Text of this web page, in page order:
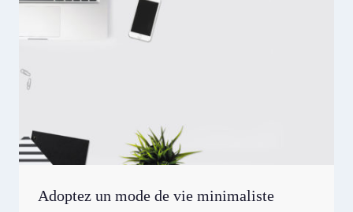
Adoptez un mode de vie minimaliste